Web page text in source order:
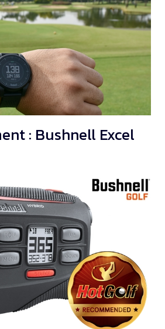
: Bushnell Excel